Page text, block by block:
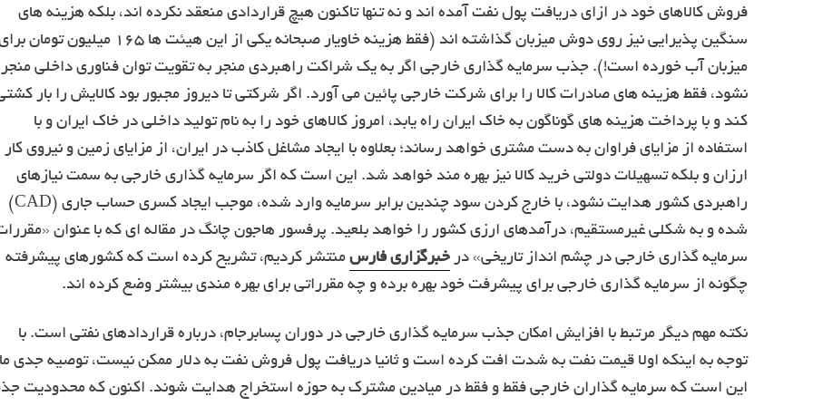
فروش کالاهای خود در ازای دریافت پول نفت آمده اند و نه تنها تاکنون هیچ قراردادی منعقد نکرده اند، بلکه هزینه های
سنگین پذیرایی نیز روی دوش میزبان گذاشته اند (فقط هزینه خاویار صبحانه یکی از این هیئت ها ۱۶۵ میلیون
میزبان آب خورده است!). جذب سرمایه گذاری خارجی اگر به یک شراکت راهبردی منجر به تقویت توان فناوری داخلی منجر
نشود، فقط هزینه های صادرات کالا را برای شرکت خارجی پائین می آورد. اگر شرکتی تا دیروز مجبور بود کالایش را بار
کند و با پرداخت هزینه های گوناگون به خاک ایران راه یابد، امروز کالاهای خود را به نام تولید داخلی در خاک ایران و با
استفاده از مزایای فراوان به دست مشتری خواهد رساند؛ بعلاوه با ایجاد مشاغل کاذب در ایران، از مزایای زمین و نیروی کار
ارزان و بلکه تسهیلات دولتی خرید کالا نیز بهره مند خواهد شد. این است که اگر سرمایه گذاری خارجی به سمت نیازهای
راهبردی کشور هدایت نشود، با خارج کردن سود چندین برابر سرمایه وارد شده، موجب ایجاد کسری حساب جاری (CAD)
شده و به شکلی غیرمستقیم، درآمدهای ارزی کشور را خواهد بلعید. پرفسور هاجون چانگ در مقاله ای که با عنوان
سرمایه گذاری خارجی در چشم انداز تاریخی» درخبرگزاری فارسمنتشر کردیم، تشریح کرده است که کشورهای پیشرفته
چگونه از سرمایه گذاری خارجی برای پیشرفت خود بهره برده و چه مقرراتی برای بهره مندی بیشتر وضع کرده اند.
نکته مهم دیگر مرتبط با افزایش امکان جذب سرمایه گذاری خارجی در دوران پسابرجام، درباره قراردادهای نفتی است. با
توجه به اینکه اولا قیمت نفت به شدت افت کرده است و ثانیا دریافت پول فروش نفت به دلار ممکن نیست، توصیه جدی ما
این است که سرمایه گذاران خارجی فقط و فقط در میادین مشترک به حوزه استخراج هدایت شوند. اکنون که محدودیت